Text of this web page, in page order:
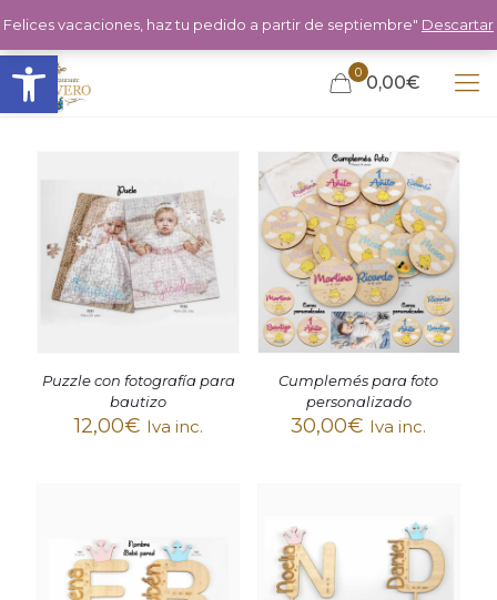
Abrir barra de herramientas 0 0,00€
Puzzle con fotografía para
bautizo
12,00€ Iva inc.
Cumplemés para foto
personalizado
30,00€ Iva inc.
Felices vacaciones, haz tu pedido a partir de septiembre" Descartar